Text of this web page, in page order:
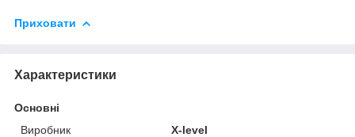
Приховати
Характеристики
Основні
Виробник
X-level